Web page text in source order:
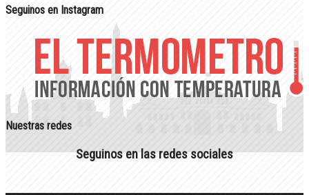
Seguinos en Instagram
Nuestras redes
Seguinos en las redes sociales